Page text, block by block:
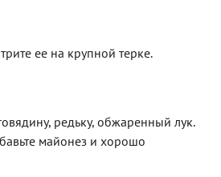
ее на крупной терке.
редьку, обжаренный лук.
майонез и хорошо